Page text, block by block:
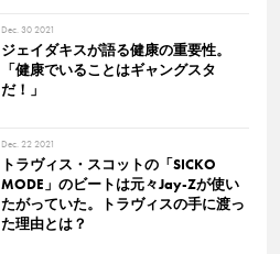
Dec. 30 2021
ジェイダキスが語る健康の重要性。
「健康でいることはギャングスタ
だ！」
Dec. 22 2021
トラヴィス・スコットの「SICKO
MODE」のビートは元々Jay-Zが使い
たがっていた。トラヴィスの手に渡っ
た理由とは？